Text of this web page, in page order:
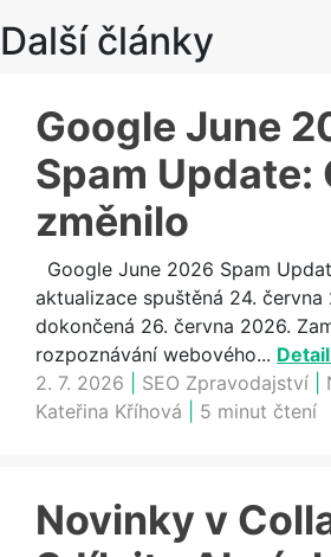
Další články
Google June
Spam Update:
změnilo
Google June 2026 Spam
aktualizace spuštěná 24. června
dokončená 26. června 2026.
rozpoznávání webového...
2. 7. 2026
SEO Zpravodajství
Kateřina Kříhová
5 minut čtení
Novinky v